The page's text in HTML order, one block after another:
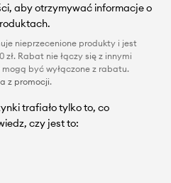
aby otrzymywać informacje o
nieprzecenione produkty i jest
Rabat nie łączy się z innymi
być wyłączone z rabatu.
z promocji.
trafiało tylko to, co
czy jest to: